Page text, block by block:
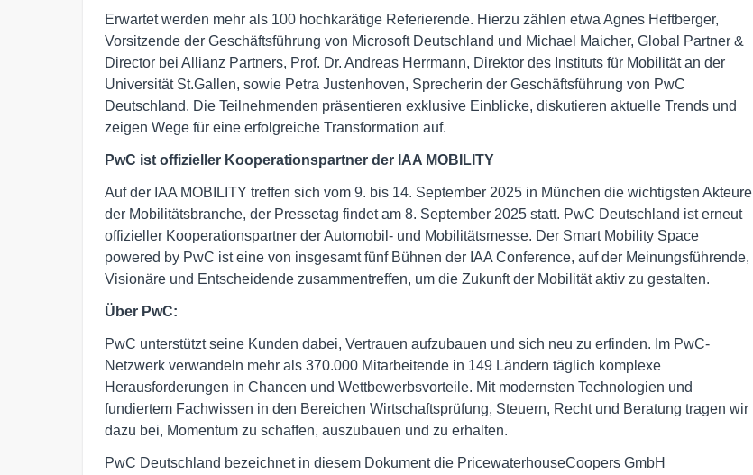
Erwartet werden mehr als 100 hochkarätige Referierende. Hierzu zählen etwa Agnes Heftberger,
Vorsitzende der Geschäftsführung von Microsoft Deutschland und Michael Maicher, Global Partner &
Director bei Allianz Partners, Prof. Dr. Andreas Herrmann, Direktor des Instituts für Mobilität an der
Universität St.Gallen, sowie Petra Justenhoven, Sprecherin der Geschäftsführung von PwC
Deutschland. Die Teilnehmenden präsentieren exklusive Einblicke, diskutieren aktuelle Trends und
zeigen Wege für eine erfolgreiche Transformation auf.
PwC ist offizieller Kooperationspartner der IAA MOBILITY
Auf der IAA MOBILITY treffen sich vom 9. bis 14. September 2025 in München die wichtigsten Akteure
der Mobilitätsbranche, der Pressetag findet am 8. September 2025 statt. PwC Deutschland ist erneut
offizieller Kooperationspartner der Automobil- und Mobilitätsmesse. Der Smart Mobility Space
powered by PwC ist eine von insgesamt fünf Bühnen der IAA Conference, auf der Meinungsführende,
Visionäre und Entscheidende zusammentreffen, um die Zukunft der Mobilität aktiv zu gestalten.
Über PwC:
PwC unterstützt seine Kunden dabei, Vertrauen aufzubauen und sich neu zu erfinden. Im PwC-
Netzwerk verwandeln mehr als 370.000 Mitarbeitende in 149 Ländern täglich komplexe
Herausforderungen in Chancen und Wettbewerbsvorteile. Mit modernsten Technologien und
fundiertem Fachwissen in den Bereichen Wirtschaftsprüfung, Steuern, Recht und Beratung tragen wir
dazu bei, Momentum zu schaffen, auszubauen und zu erhalten.
PwC Deutschland bezeichnet in diesem Dokument die PricewaterhouseCoopers GmbH